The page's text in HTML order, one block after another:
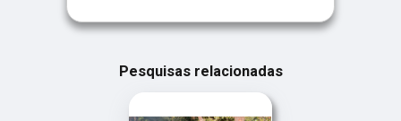
Pesquisas relacionadas